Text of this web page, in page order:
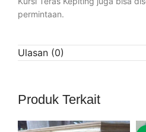
permintaan.
Ulasan (0)
Produk Terkait